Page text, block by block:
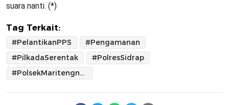
suara nanti. (*)
Tag Terkait:
#PelantikanPPS
#Pengamanan
#PilkadaSerentak
#PolresSidrap
#PolsekMaritengngae